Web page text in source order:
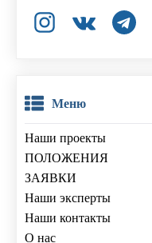
Меню
Наши проекты
ПОЛОЖЕНИЯ
ЗАЯВКИ
Наши эксперты
Наши контакты
О нас